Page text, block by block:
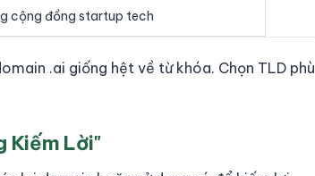
cộng đồng startup tech
.ai giống hệt về từ khóa. Chọn TLD phù
Kiếm Lời"